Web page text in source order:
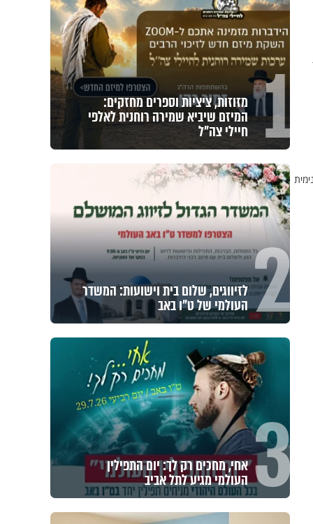
1 מזוזות, ציציות וספרים מחזקים:
המיזם שיביא שמירה רוחנית לאלפי
חיילי צה"ל
2 לזיווגים, שלום בית וישועות: המשדר
העולמי של ט"ו באב
3 אחי, מחכים רק לך: יום התפילין
העולמי מגיע לתל אביב